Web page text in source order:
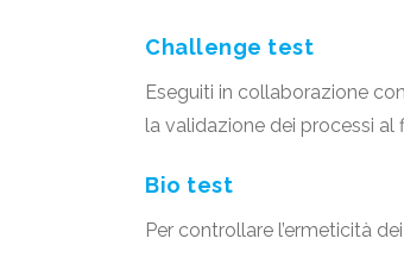
Challenge test
Eseguiti in collaborazione
la validazione dei processi al
Bio test
Per controllare l’ermeticità